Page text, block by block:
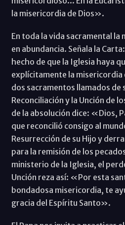
la misericordia de Dios».
En toda la vida sacramental la
en abundancia. Señala la
hecho de que la Iglesia haya
explícitamente la misericordia
dos sacramentos llamados de
Reconciliación y la Unción de
de la absolución dice: «Dios,
que reconcilió consigo al
Resurrección de su Hijo y
para la remisión de los
ministerio de la Iglesia, el
Unción reza así: «Por esta
bondadosa misericordia, te
gracia del Espíritu Santo».